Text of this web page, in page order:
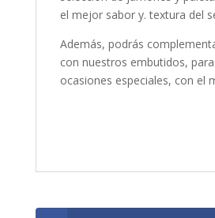
el mejor sabor y. textura del
Además, podrás
con nuestros embutidos,
ocasiones especiales, con el